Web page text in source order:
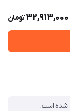
32,913,000تومان
شده است.